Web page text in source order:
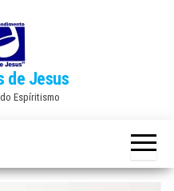
de Jesus
Espíritismo